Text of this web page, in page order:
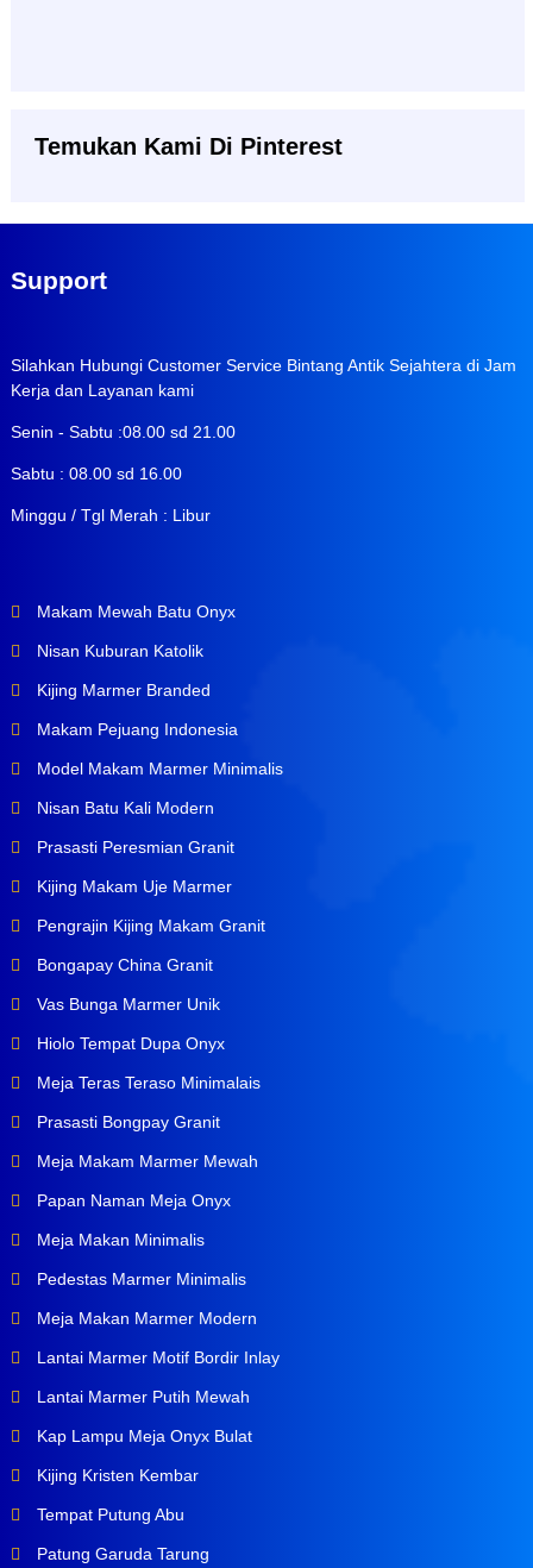
Temukan Kami Di Pinterest
Support
Silahkan Hubungi Customer Service Bintang Antik Sejahtera di Jam
Kerja dan Layanan kami
Senin - Sabtu :08.00 sd 21.00
Sabtu : 08.00 sd 16.00
Minggu / Tgl Merah : Libur
Makam Mewah Batu Onyx
Nisan Kuburan Katolik
Kijing Marmer Branded
Makam Pejuang Indonesia
Model Makam Marmer Minimalis
Nisan Batu Kali Modern
Prasasti Peresmian Granit
Kijing Makam Uje Marmer
Pengrajin Kijing Makam Granit
Bongapay China Granit
Vas Bunga Marmer Unik
Hiolo Tempat Dupa Onyx
Meja Teras Teraso Minimalais
Prasasti Bongpay Granit
Meja Makam Marmer Mewah
Papan Naman Meja Onyx
Meja Makan Minimalis
Pedestas Marmer Minimalis
Meja Makan Marmer Modern
Lantai Marmer Motif Bordir Inlay
Lantai Marmer Putih Mewah
Kap Lampu Meja Onyx Bulat
Kijing Kristen Kembar
Tempat Putung Abu
Patung Garuda Tarung